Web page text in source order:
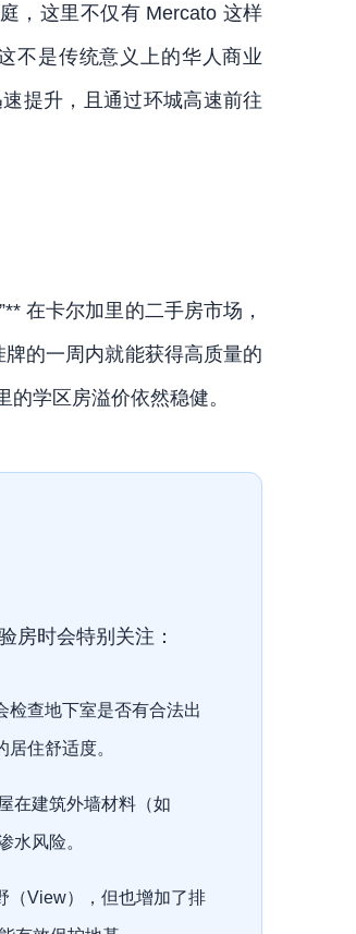
，这里不仅有 Mercato 这样
不是传统意义上的华人商业
提升，且通过环城高速前往
在卡尔加里的二手房市场，
的一周内就能获得高质量的
学区房溢价依然稳健。
房时会特别关注：
检查地下室是否有合法出
住舒适度。
在建筑外墙材料（如
水风险。
（View），但也增加了排